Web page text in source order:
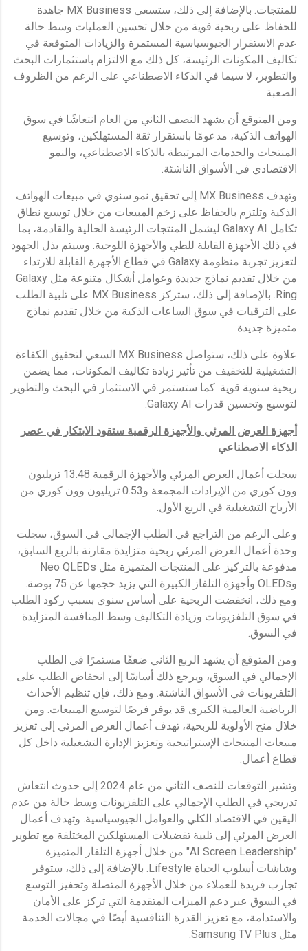
للمنتجات. بالإضافة إلى ذلك، ستسعى MX Business جاهدة
للحفاظ على ربحية قوية من خلال تحسين العمليات وسط حالة
عدم الاستقرار الجيوسياسية المستمرة والزيادات المتوقعة في
تكاليف المكونات الرئيسة، كل ذلك مع الالتزام باستثمارات البحث
والتطوير، لا سيما في الذكاء الاصطناعي على الرغم من الظروف
الصعبة.
ومن المتوقع أن يشهد النصف الثاني من العام انتعاشًا في سوق
الهواتف الذكية، مدعومًا باستقرار ثقة المستهلكين، وتوسيع
المنتجات والخدمات المرتبطة بالذكاء الاصطناعي، والنمو
الاقتصادي في الأسواق الناشئة.
وتهدف MX Business إلى تحقيق نمو سنوي في مبيعات الهواتف
الذكية وتلتزم بالحفاظ على زخم المبيعات من خلال توسيع نطاق
تكامل Galaxy AI ليشمل المنتجات الرئيسة الحالية والقادمة، بما
في ذلك الأجهزة القابلة للطي والأجهزة اللوحية. وسيتم بذل الجهود
لتعزيز تجربة منظومة Galaxy في قطاع الأجهزة القابلة للارتداء
من خلال تقديم نماذج جديدة وعوامل أشكال متنوعة مثل Galaxy
Ring. بالإضافة إلى ذلك، ستركز MX Business على تلبية الطلب
على الترقيات في سوق الساعات الذكية من خلال تقديم نماذج
متميزة جديدة.
علاوة على ذلك، ستواصل MX Business السعي لتحقيق الكفاءة
التشغيلية للتخفيف من تأثير زيادة تكاليف المكونات، مما يضمن
ربحية سنوية قوية. كما ستستمر في الاستثمار في البحث والتطوير
لتوسيع وتحسين قدرات Galaxy AI.
أجهزة العرض المرئي والأجهزة الرقمية ستقود الابتكار في عصر
الذكاء الاصطناعي
سجلت أعمال العرض المرئي والأجهزة الرقمية 13.48 تريليون
وون كوري من الإيرادات المجمعة و0.53 تريليون وون كوري من
الأرباح التشغيلية في الربع الأول.
وعلى الرغم من التراجع في الطلب الإجمالي في السوق، سجلت
وحدة أعمال العرض المرئي ربحية متزايدة مقارنة بالربع السابق،
مدفوعة بالتركيز على المنتجات المتميزة مثل Neo QLEDs
وOLEDs وأجهزة التلفاز الكبيرة التي يزيد حجمها عن 75 بوصة.
ومع ذلك، انخفضت الربحية على أساس سنوي بسبب ركود الطلب
في سوق التلفزيونات وزيادة التكاليف وسط المنافسة المتزايدة
في السوق.
ومن المتوقع أن يشهد الربع الثاني ضعفًا مستمرًا في الطلب
الإجمالي في السوق، ويرجع ذلك أساسًا إلى انخفاض الطلب على
التلفزيونات في الأسواق الناشئة. ومع ذلك، فإن تنظيم الأحداث
الرياضية العالمية الكبرى قد يوفر فرصًا لتوسيع المبيعات. ومن
خلال منح الأولوية للربحية، تهدف أعمال العرض المرئي إلى تعزيز
مبيعات المنتجات الإستراتيجية وتعزيز الإدارة التشغيلية داخل كل
قطاع أعمال.
وتشير التوقعات للنصف الثاني من عام 2024 إلى حدوث انتعاش
تدريجي في الطلب الإجمالي على التلفزيونات وسط حالة من عدم
اليقين في الاقتصاد الكلي والعوامل الجيوسياسية. وتهدف أعمال
العرض المرئي إلى تلبية تفضيلات المستهلكين المختلفة مع تطوير
"AI Screen Leadership" من خلال أجهزة التلفاز المتميزة
وشاشات أسلوب الحياة Lifestyle. بالإضافة إلى ذلك، ستوفر
تجارب فريدة للعملاء من خلال الأجهزة المتصلة وتحفيز التوسع
في السوق عبر دعم الميزات المتقدمة التي تركز على الأمان
والاستدامة، مع تعزيز القدرة التنافسية أيضًا في مجالات الخدمة
مثل Samsung TV Plus.